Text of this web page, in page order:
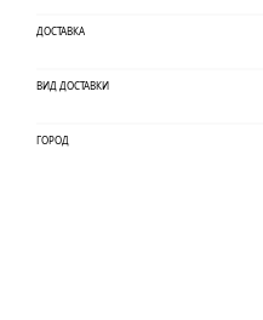
ДОСТАВКА
ВИД ДОСТАВКИ
ГОРОД